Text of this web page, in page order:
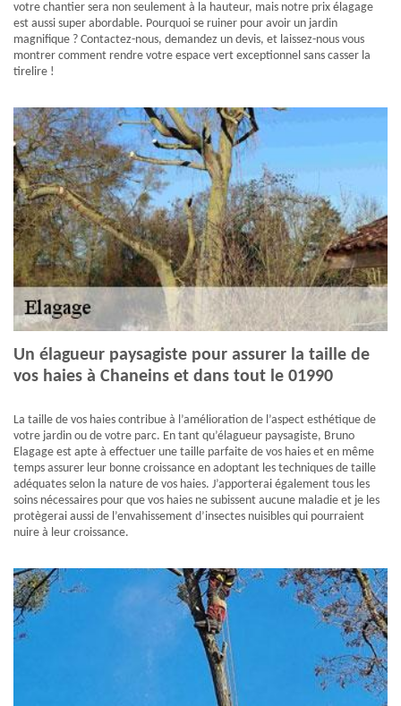
votre chantier sera non seulement à la hauteur, mais notre prix élagage
est aussi super abordable. Pourquoi se ruiner pour avoir un jardin
magnifique ? Contactez-nous, demandez un devis, et laissez-nous vous
montrer comment rendre votre espace vert exceptionnel sans casser la
tirelire !
Un élagueur paysagiste pour assurer la taille de
vos haies à Chaneins et dans tout le 01990
La taille de vos haies contribue à l’amélioration de l’aspect esthétique de
votre jardin ou de votre parc. En tant qu’élagueur paysagiste, Bruno
Elagage est apte à effectuer une taille parfaite de vos haies et en même
temps assurer leur bonne croissance en adoptant les techniques de taille
adéquates selon la nature de vos haies. J’apporterai également tous les
soins nécessaires pour que vos haies ne subissent aucune maladie et je les
protègerai aussi de l’envahissement d’insectes nuisibles qui pourraient
nuire à leur croissance.